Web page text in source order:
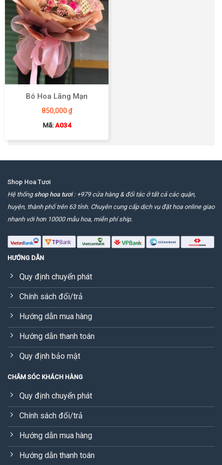
Bó Hoa Lãng Mạn
850,000₫
Mã:A034
Shop Hoa Tươi
Hệ thống shop hoa tươi: +979 cửa hàng & đối tác ở tất cả các quận,
huyện, thành phố trên 63 tỉnh. Chuyên cung cấp dịch vụ đặt hoa online giao
nhanh với hơn 10000 mẫu hoa, miễn phí ship.
HƯỚNG DẪN
Quy định chuyển phát
Chính sách đổi/trả
Hướng dẫn mua hàng
Hướng dẫn thanh toán
Quy định bảo mật
CHĂM SÓC KHÁCH HÀNG
Quy định chuyển phát
Chính sách đổi/trả
Hướng dẫn mua hàng
Hướng dẫn thanh toán